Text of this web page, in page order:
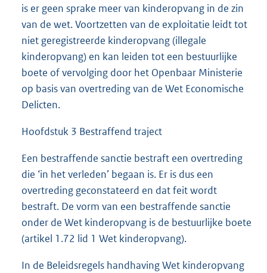
is er geen sprake meer van kinderopvang in de zin
van de wet. Voortzetten van de exploitatie leidt tot
niet geregistreerde kinderopvang (illegale
kinderopvang) en kan leiden tot een bestuurlijke
boete of vervolging door het Openbaar Ministerie
op basis van overtreding van de Wet Economische
Delicten.
Hoofdstuk 3 Bestraffend traject
Een bestraffende sanctie bestraft een overtreding
die ‘in het verleden’ begaan is. Er is dus een
overtreding geconstateerd en dat feit wordt
bestraft. De vorm van een bestraffende sanctie
onder de Wet kinderopvang is de bestuurlijke boete
(artikel 1.72 lid 1 Wet kinderopvang).
In de Beleidsregels handhaving Wet kinderopvang